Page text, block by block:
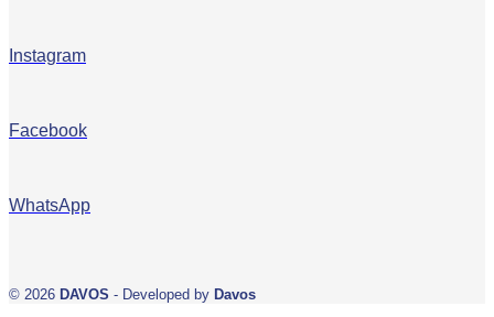
Instagram
Facebook
WhatsApp
© 2026 DAVOS - Developed by Davos